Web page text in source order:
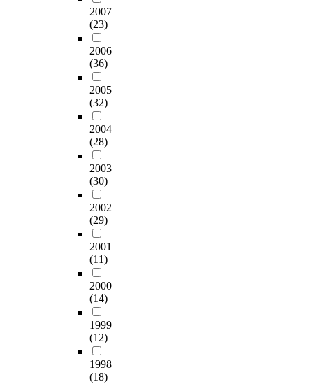
2007
(23)
2006
(36)
2005
(32)
2004
(28)
2003
(30)
2002
(29)
2001
(11)
2000
(14)
1999
(12)
1998
(18)